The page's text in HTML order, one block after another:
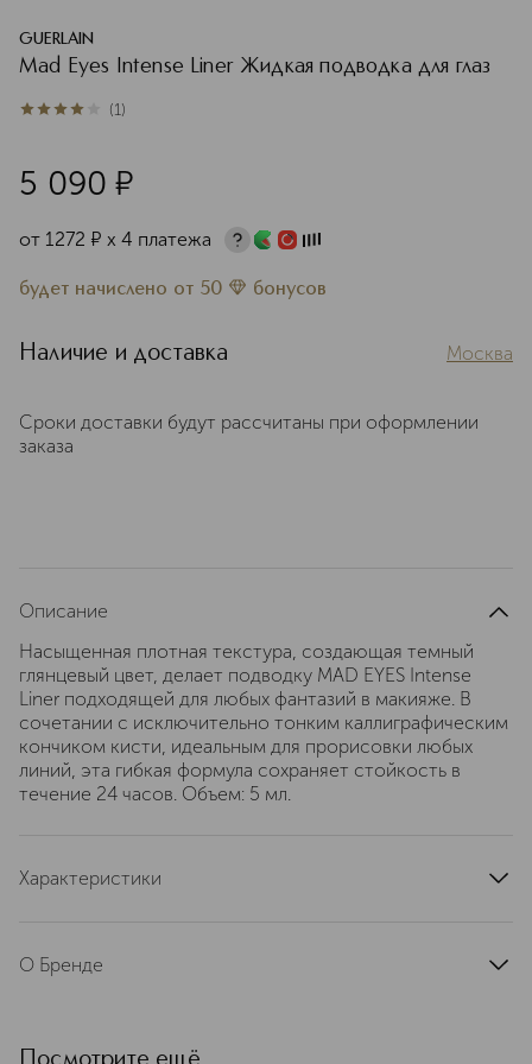
GUERLAIN
Mad Eyes Intense Liner Жидкая подводка для глаз
4из 51 (1)
5 090 ¤
от 1272 ¤ х 4 платежа
будет начислено от 50 бонусов
Наличие и доставка Москва
Сроки доставки будут рассчитаны при оформлении
заказа
Описание
Насыщенная плотная текстура, создающая темный
глянцевый цвет, делает подводку MAD EYES Intense
Liner подходящей для любых фантазий в макияже. В
сочетании с исключительно тонким каллиграфическим
кончиком кисти, идеальным для прорисовки любых
линий, эта гибкая формула сохраняет стойкость в
течение 24 часов. Объем: 5 мл.
Характеристики
О Бренде
1828 года Guerlain исследует,